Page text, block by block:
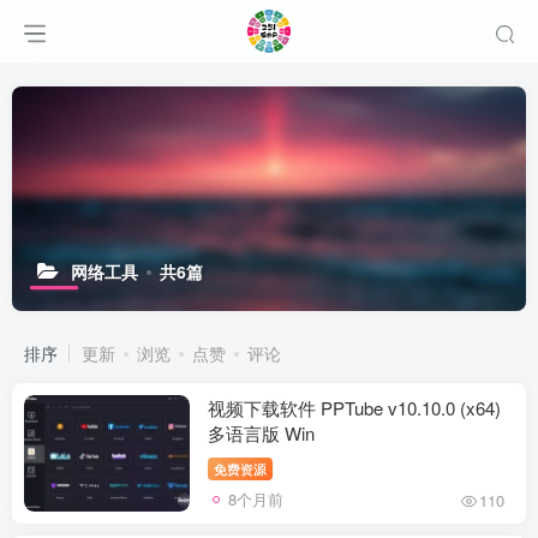
网络工具 共6篇
排序 更新 浏览 点赞 评论
视频下载软件 PPTube v10.10.0 (x64)
多语言版 Win
免费资源
8个月前 110